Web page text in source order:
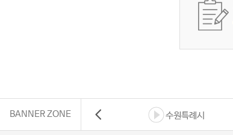
BANNER ZONE 수원특례시